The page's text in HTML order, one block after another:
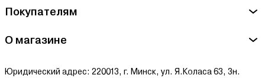
Покупателям
О магазине
Юридический адрес: 220013, г. Минск, ул. Я.Коласа 63, 3н.